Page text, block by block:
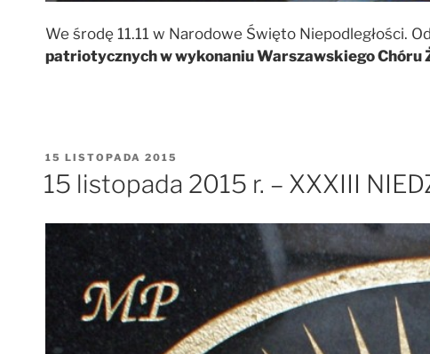
We środę 11.11 w Narodowe Święto Niepodległości.
patriotycznych w wykonaniu Warszawskiego Chóru
OPUBLIKOWANE
15 LISTOPADA 2015
15 listopada 2015 r. – XXXIII